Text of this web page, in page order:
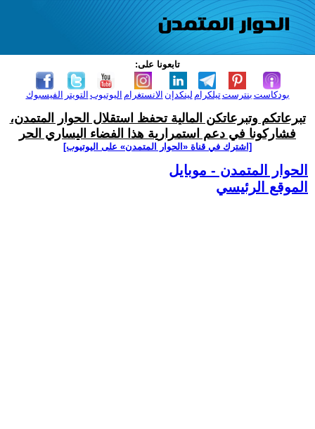
تابعونا على:
الفيسبوك التويتر اليوتيوب الانستغرام لينكدإن تيلكرامبنترست بودكاست
تبرعاتكم وتبرعاتكن المالية تحفظ استقلال الحوار المتمدن،
فشاركونا في دعم استمرارية هذا الفضاء اليساري الحر
[اشترك في قناة ‫«الحوار المتمدن» على اليوتيوب]
الحوار المتمدن - موبايل
الموقع الرئيسي